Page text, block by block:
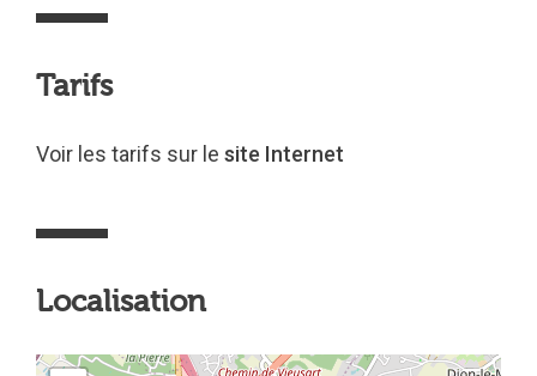
Tarifs
Voir les tarifs sur le site Internet
Localisation